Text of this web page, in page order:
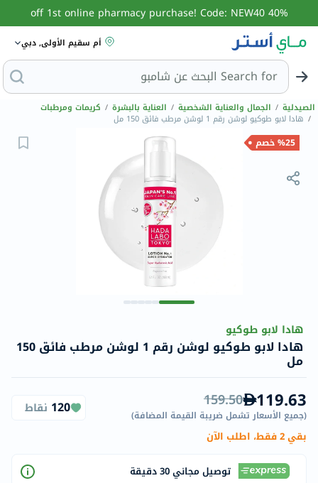
40% off 1st online pharmacy purchase! Code: NEW40
أم سقيم الأولى, دبي
Search for ا
الصيدلية / الجمال والعناية الشخصية / العناية بالبشرة / كريمات ومرطبات
/ هادا لابو طوكيو لوشن رقم 1 لوشن مرطب فائق 150 مل
%25 خصم
هادا لابو طوكيو
هادا لابو طوكيو لوشن رقم 1 لوشن مرطب فائق 150
مل
119.63
159.50
(جميع الأسعار تشمل ضريبة القيمة المضافة)
120 نقاط
بقي 2 فقط، اطلب الآن
توصيل مجاني 30 دقيقة